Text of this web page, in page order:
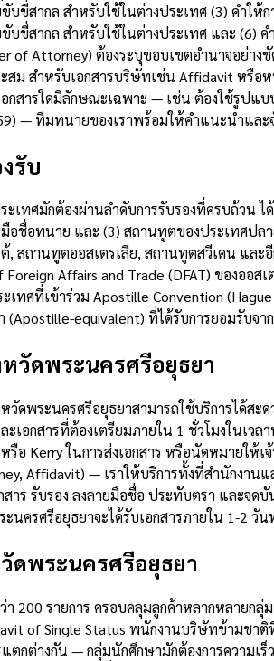
สากล สำหรับใช้ในต่างประเทศ (3) คำให้
สากล สำหรับใช้ในต่างประเทศ และ (6)
of Attorney) ต้องระบุขอบเขตอำนาจอย่า
ม สำหรับเอกสารบริษัทเช่น Affidavit หรือ
สารใดมีลักษณะเฉพาะ — เช่น ต้องใช้รูปแ
— ทีมทนายของเราพร้อมให้คำแนะนำแล
รับ
ทศมักต้องผ่านลำดับการรับรองที่ครบถ้วน ไ
มือชื่อทนาย และ (3) สถานทูตของประเทศ
ถานทูตออสเตรเลีย, สถานทูตสวีเดน แล
Affairs and Trade (DFAT) ของอ
ทศที่เข้าร่วม Apostille Convention
equivalent) ที่ได้รับการยอมรับจา
วัดพระนครศรีอยุธยา
ดพระนครศรีอยุธยาสามารถใช้บริการได้ส
เอกสารที่ต้องเตรียมภายใน 1 ชั่วโมงในเ
รือ Kerry ในการส่งเอกสาร หรือนัดหมาย
Affidavit) — เราให้บริการทั้งที่สำนักงาน
ร รับรอง ลงลายมือชื่อ ประทับตรา และจด
ครศรีอยุธยาจะได้รับเอกสารภายใน 1-2 วัน
ดพระนครศรีอยุธยา
200 รายการ ครอบคลุมลูกค้าหลากหลายก
of Single Status พนักงานบริษัทข้าม
กต่างกัน — กลุ่มนักศึกษามักต้องการความเ